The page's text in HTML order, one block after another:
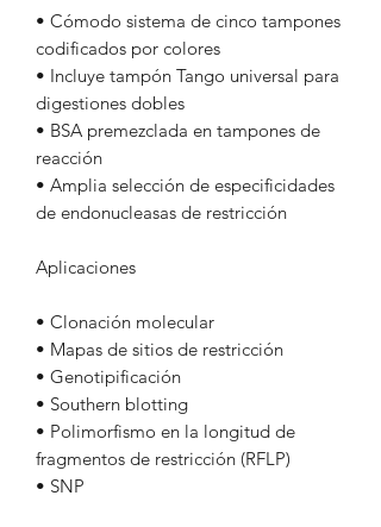
• Cómodo sistema de cinco tampones
codificados por colores
• Incluye tampón Tango universal para
digestiones dobles
• BSA premezclada en tampones de
reacción
• Amplia selección de especificidades
de endonucleasas de restricción
Aplicaciones
• Clonación molecular
• Mapas de sitios de restricción
• Genotipificación
• Southern blotting
• Polimorfismo en la longitud de
fragmentos de restricción (RFLP)
• SNP